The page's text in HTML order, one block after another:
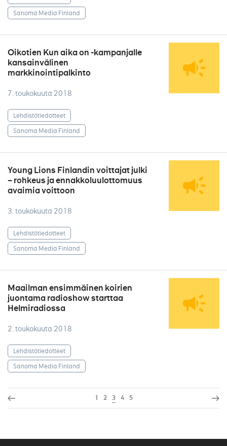
Sanoma Media Finland
Oikotien Kun aika on -kampanjalle
kansainvälinen
markkinointipalkinto
7. toukokuuta 2018
Lehdistötiedotteet
Sanoma Media Finland
Young Lions Finlandin voittajat julki
– rohkeus ja ennakkoluulottomuus
avaimia voittoon
3. toukokuuta 2018
Lehdistötiedotteet
Sanoma Media Finland
Maailman ensimmäinen koirien
juontama radioshow starttaa
Helmiradiossa
2. toukokuuta 2018
Lehdistötiedotteet
Sanoma Media Finland
1 2 3 4 5